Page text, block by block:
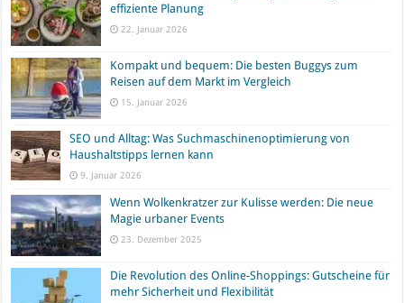
effiziente Planung
22. Januar 2026
Kompakt und bequem: Die besten Buggys zum
Reisen auf dem Markt im Vergleich
15. Januar 2026
SEO und Alltag: Was Suchmaschinenoptimierung von
Haushaltstipps lernen kann
9. Januar 2026
Wenn Wolkenkratzer zur Kulisse werden: Die neue
Magie urbaner Events
23. Dezember 2025
Die Revolution des Online-Shoppings: Gutscheine für
mehr Sicherheit und Flexibilität